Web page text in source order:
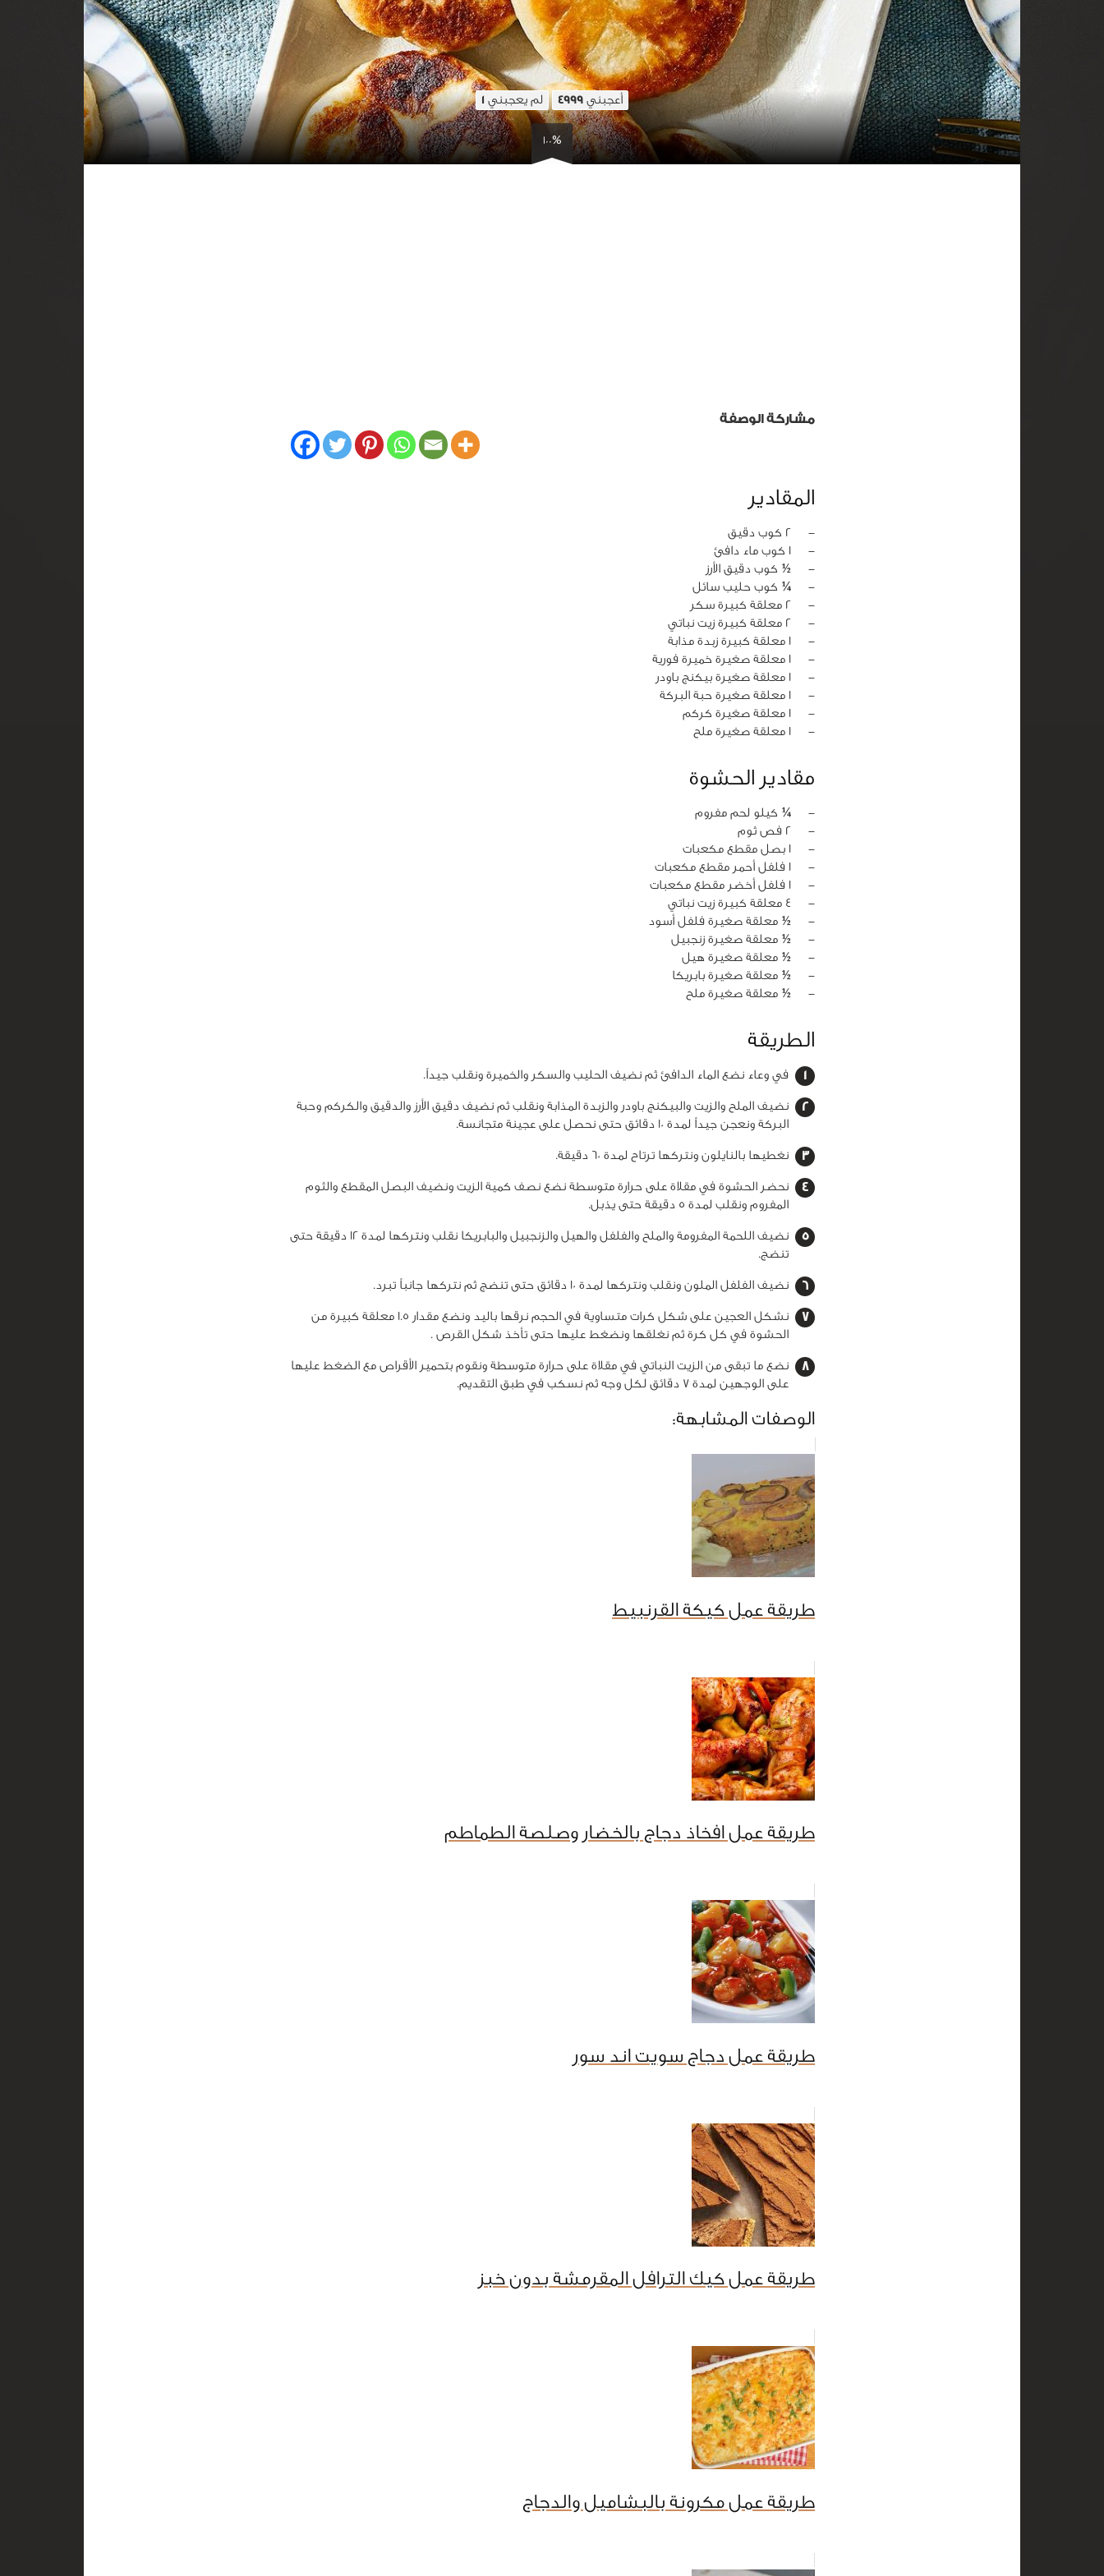
أعجبني 4999 لم يعجبني 1
100%
مشاركة الوصفة
المقادير
‏-
2 كوب دقيق
‏-
1 كوب ماء دافئ
‏-
½ كوب دقيق الأرز
‏-
¼ كوب حليب سائل
‏-
2 معلقة كبيرة سكر
‏-
2 معلقة كبيرة زيت نباتي
‏-
1 معلقة كبيرة زبدة مذابة
‏-
1 معلقة صغيرة خميرة فورية
‏-
1 معلقة صغيرة بيكنج باودر
‏-
1 معلقة صغيرة حبة البركة
‏-
1 معلقة صغيرة كركم
‏-
1 معلقة صغيرة ملح
مقادير الحشوة
‏-
¼ كيلو لحم مفروم
‏-
2 فص ثوم
‏-
1 بصل مقطع مكعبات
‏-
1 فلفل أحمر مقطع مكعبات
‏-
1 فلفل أخضر مقطع مكعبات
‏-
4 معلقة كبيرة زيت نباتي
‏-
½ معلقة صغيرة فلفل أسود
‏-
½ معلقة صغيرة زنجبيل
‏-
½ معلقة صغيرة هيل
‏-
½ معلقة صغيرة بابريكا
‏-
½ معلقة صغيرة ملح
الطريقة
في وعاء نضع الماء الدافئ ثم نضيف الحليب والسكر والخميرة ونقلب جيداً.
نضيف الملح والزيت والبيكنج باودر والزبدة المذابة ونقلب ثم نضيف دقيق الأرز والدقيق والكركم وحبة
البركة ونعجن جيداً لمدة 10 دقائق حتى نحصل على عجينة متجانسة.
نغطيها بالنايلون ونتركها ترتاح لمدة 60 دقيقة.
نحضر الحشوة في مقلاة على حرارة متوسطة نضع نصف كمية الزيت ونضيف البصل المقطع والثوم
المفروم ونقلب لمدة 5 دقيقة حتى يذبل.
نضيف اللحمة المفرومة والملح والفلفل والهيل والزنجبيل والبابريكا نقلب ونتركها لمدة 12 دقيقة حتى
تنضج.
نضيف الفلفل الملون ونقلب ونتركها لمدة 10 دقائق حتى تنضج ثم نتركها جانباً تبرد.
نشكل العجين على شكل كرات متساوية في الحجم نرقها باليد ونضع مقدار 1.5 معلقة كبيرة من
الحشوة في كل كرة ثم نغلقها ونضغط عليها حتى تأخذ شكل القرص .
نضع ما تبقى من الزيت النباتي في مقلاة على حرارة متوسطة ونقوم بتحمير الأقراص مع الضغط عليها
على الوجهين لمدة 7 دقائق لكل وجه ثم نسكب في طبق التقديم.
الوصفات المشابهة:
طريقة عمل كيكة القرنبيط
طريقة عمل افخاذ دجاج بالخضار وصلصة الطماطم
طريقة عمل دجاج سويت اند سور
طريقة عمل كيك الترافل المقرمشة بدون خبز
طريقة عمل مكرونة بالبشاميل والدجاج